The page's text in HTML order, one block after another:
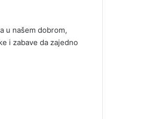
u našem dobrom,
i zabave da zajedno